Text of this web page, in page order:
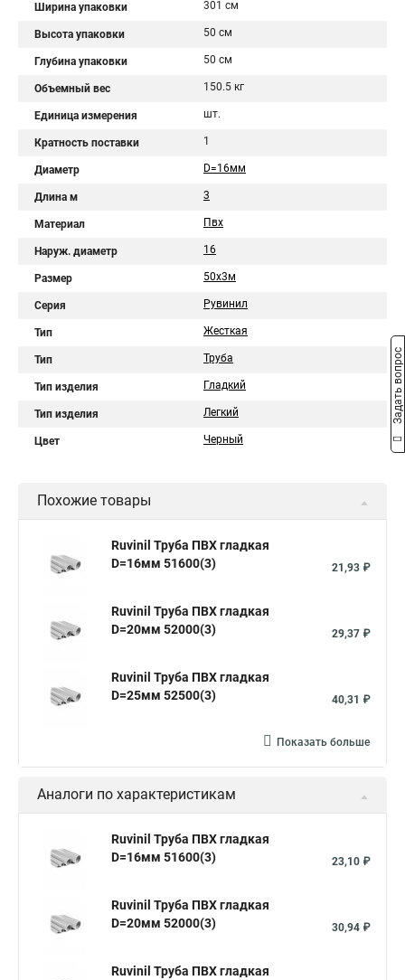
Ширина упаковки 301 см
Высота упаковки 50 см
Глубина упаковки 50 см
Объемный вес 150.5 кг
Единица измерения шт.
Кратность поставки 1
Диаметр D=16мм
Длина м 3
Материал Пвх
Наруж. диаметр 16
Размер 50х3м
Серия Рувинил
Тип Жесткая
Тип Труба
Тип изделия Гладкий
Тип изделия Легкий
Цвет Черный
Похожие товары
Ruvinil Труба ПВХ гладкая
D=16мм 51600(3)
21,93 ₽
Ruvinil Труба ПВХ гладкая
D=20мм 52000(3)
29,37 ₽
Ruvinil Труба ПВХ гладкая
D=25мм 52500(3)
40,31 ₽
Показать больше
Аналоги по характеристикам
Ruvinil Труба ПВХ гладкая
D=16мм 51600(3)
23,10 ₽
Ruvinil Труба ПВХ гладкая
D=20мм 52000(3)
30,94 ₽
Ruvinil Труба ПВХ гладкая
Задать вопрос